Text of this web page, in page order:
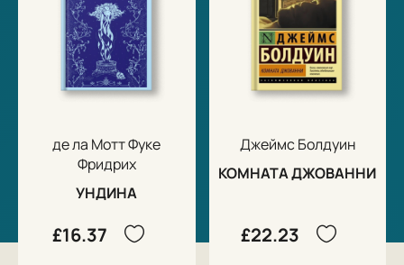
де ла Мотт Фуке
Фридрих
УНДИНА
£16.37
Джеймс Болдуин
КОМНАТА ДЖОВАННИ
£22.23